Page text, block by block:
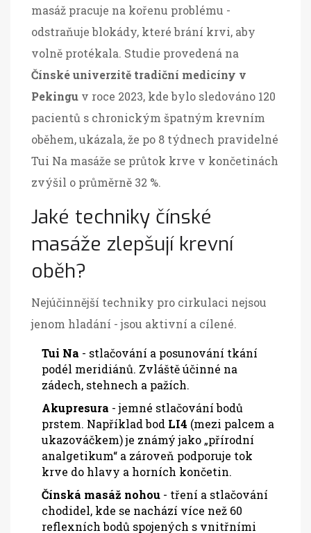
masáž pracuje na kořenu problému -
odstraňuje blokády, které brání krvi, aby
volně protékala. Studie provedená na
Čínské univerzitě tradiční medicíny v
Pekingu v roce 2023, kde bylo sledováno 120
pacientů s chronickým špatným krevním
oběhem, ukázala, že po 8 týdnech pravidelné
Tui Na masáže se průtok krve v končetinách
zvýšil o průměrně 32 %.
Jaké techniky čínské
masáže zlepšují krevní
oběh?
Nejúčinnější techniky pro cirkulaci nejsou
jenom hladání - jsou aktivní a cílené.
Tui Na - stlačování a posunování tkání
podél meridiánů. Zvláště účinné na
zádech, stehnech a pažích.
Akupresura - jemné stlačování bodů
prstem. Například bod LI4 (mezi palcem a
ukazováčkem) je známý jako „přírodní
analgetikum“ a zároveň podporuje tok
krve do hlavy a horních končetin.
Čínská masáž nohou - tření a stlačování
chodidel, kde se nachází více než 60
reflexních bodů spojených s vnitřními